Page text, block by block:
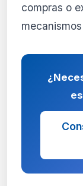
compras o